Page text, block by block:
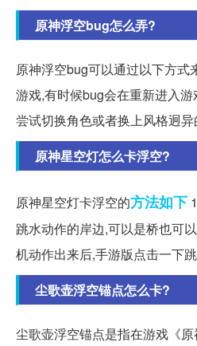
原神浮空bug怎么弄?
原神浮空bug可以通过以下方式
游戏,有时候bug会在重新进入
尝试切换角色或者换上风格迥异
原神星空灯怎么卡浮空?
原神星空灯卡浮空的方法如下
跳水动作的岸边,可以是桥也可
机动作出来后,手游版点击一下跳
尘歌壶浮空锚点怎么卡?
尘歌壶浮空锚点是指在游戏《